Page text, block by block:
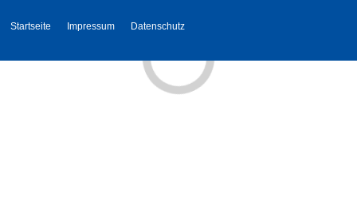
Startseite Impressum Datenschutz